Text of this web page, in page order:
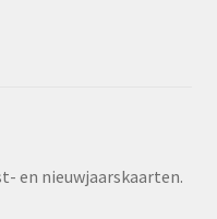
en nieuwjaarskaarten.